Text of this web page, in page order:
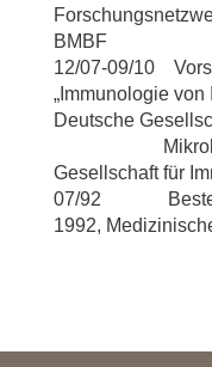
BMBF
12/07-09/10
„Immunologie von
Deutsche
Gesellschaft für
07/92 Beste
1992,